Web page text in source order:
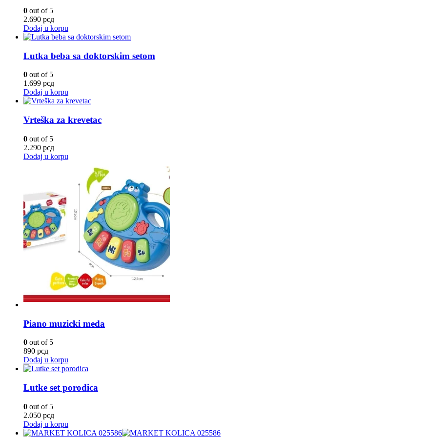
0 out of 5
2.690 рсд
Dodaj u korpu
Lutka beba sa doktorskim setom
0 out of 5
1.699 рсд
Dodaj u korpu
Vrteška za krevetac
0 out of 5
2.290 рсд
Dodaj u korpu
Piano muzicki meda
0 out of 5
890 рсд
Dodaj u korpu
Lutke set porodica
0 out of 5
2.050 рсд
Dodaj u korpu